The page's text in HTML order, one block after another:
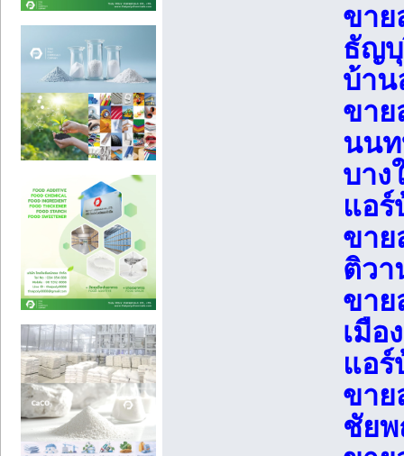
ขาย
ธัญบุ
บ้าน
ขาย
นนท
บาง
แอร์
ขาย
ติวา
ขาย
เมือ
แอ
ขาย
ชัย